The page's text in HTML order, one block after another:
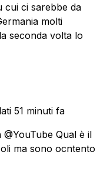
cui ci sarebbe da
molti
seconda volta lo
51 minuti fa
Qual è il
ma sono ocntento